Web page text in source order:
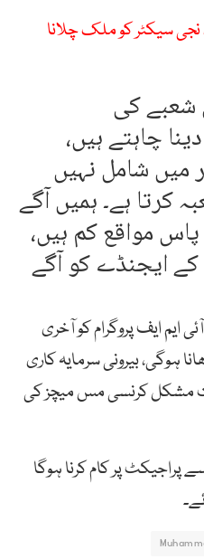
نجی سیکٹر کو ملک چلانا
شعبے کی
چاہتے ہیں،
میں شامل نہیں
کرتا ہے۔ ہمیں آگے
پاس مواقع کم ہیں،
ایجنڈے کو آگے
ایم ایف پروگرام کو آخری
ہوگی، بیرونی سرمایہ کاری
مشکل کرنسی مس میچز کی
پراجیکٹ پر کام کرنا ہوگا